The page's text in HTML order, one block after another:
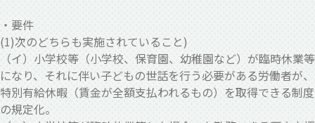
・要件
(1)次のどちらも実施されていること)
（イ）小学校等（小学校、保育園、幼稚園など）が臨時休業等
になり、それに伴い子どもの世話を行う必要がある労働者が、
特別有給休暇（賃金が全額支払われるもの）を取得できる制度
の規定化。